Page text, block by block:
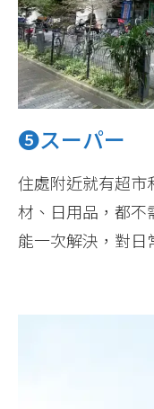
❺スーパー
住處附近就有超市
材、日用品，都不
能一次解決，對日